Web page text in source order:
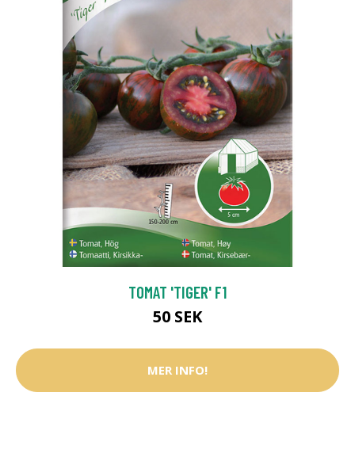
TOMAT 'TIGER' F1
50 SEK
MER INFO!